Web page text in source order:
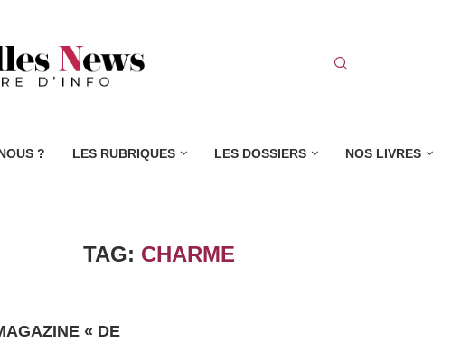
? LES RUBRIQUES LES DOSSIERS NOS LIVRES
TAG: CHARME
« DE